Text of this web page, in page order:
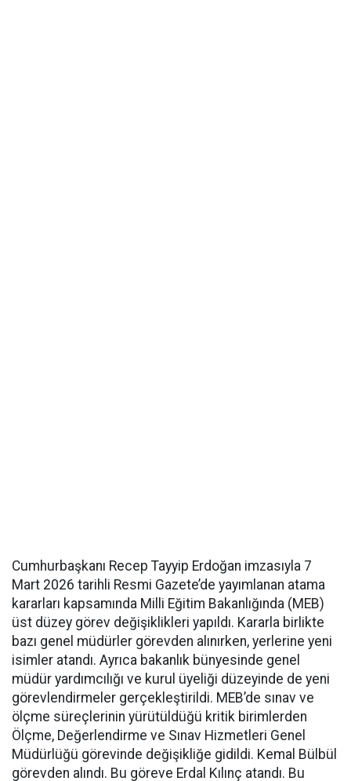
Cumhurbaşkanı Recep Tayyip Erdoğan imzasıyla 7
Mart 2026 tarihli Resmi Gazete’de yayımlanan atama
kararları kapsamında Milli Eğitim Bakanlığında (MEB)
üst düzey görev değişiklikleri yapıldı. Kararla birlikte
bazı genel müdürler görevden alınırken, yerlerine yeni
isimler atandı. Ayrıca bakanlık bünyesinde genel
müdür yardımcılığı ve kurul üyeliği düzeyinde de yeni
görevlendirmeler gerçekleştirildi. MEB’de sınav ve
ölçme süreçlerinin yürütüldüğü kritik birimlerden
Ölçme, Değerlendirme ve Sınav Hizmetleri Genel
Müdürlüğü görevinde değişikliğe gidildi. Kemal Bülbül
görevden alındı. Bu göreve Erdal Kılınç atandı. Bu